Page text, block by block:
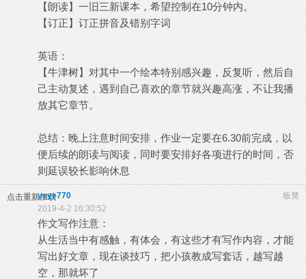
【朗读】一旧三新课本，希望控制在10分钟内。
【订正】订正拼音及错别字词
英语：
【牛津树】对其中一个绘本特别感兴趣，反复听，然后自
己主动复述，遇到自己喜欢的章节就兴趣高涨，不让我播
放其它章节。
总结：晚上注意时间安排，作业一定要在6.30前完成，以
便后续的朗读与阅读，同时要安排好各项进行的时间，否
则延误较长影响休息
点击重新加载 板凳
yeye770
2019-4-2 16:30:52
作文写作注意：
从生活当中有感触，有体会，有这些才有写作内容，才能
写出好文章，现在谈技巧，把小孩教成写套话，越写越
空，那就坏了